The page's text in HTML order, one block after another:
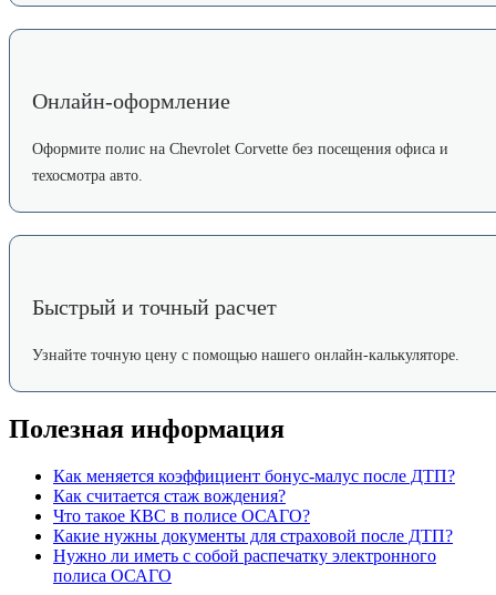
Онлайн-оформление
Оформите полис на Chevrolet Corvette без посещения офиса и
техосмотра авто.
Быстрый и точный расчет
Узнайте точную цену с помощью нашего онлайн-калькуляторе.
Полезная информация
Как меняется коэффициент бонус-малус после ДТП?
Как считается стаж вождения?
Что такое КВС в полисе ОСАГО?
Какие нужны документы для страховой после ДТП?
Нужно ли иметь с собой распечатку электронного
полиса ОСАГО